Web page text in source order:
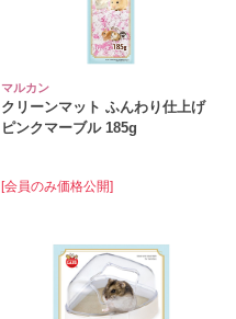
マルカン
クリーンマット ふんわり仕上げ
ピンクマーブル 185g
[会員のみ価格公開]